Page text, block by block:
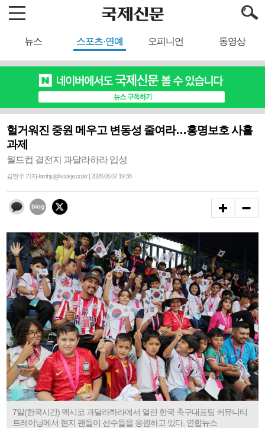
뉴스 스포츠·연예 오피니언 동영상
헐거워진 중원 메우고 변동성 줄여라…홍명보호 사흘
과제
월드컵 결전지 과달라하라 입성
김현주 기자 kimhju@kookje.co.kr | 2026.06.07 19:38
7일(한국시간) 멕시코 과달라하라에서 열린 한국 축구대표팀 커뮤니티
트레이닝에서 현지 팬들이 선수들을 응원하고 있다. 연합뉴스